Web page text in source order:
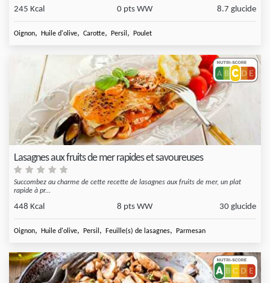
245 Kcal 0 pts WW 8.7 glucide
Oignon, Huile d'olive, Carotte, Persil , Poulet
Lasagnes aux fruits de mer rapides et savoureuses
Succombez au charme de cette recette de lasagnes aux fruits de mer, un plat
rapide à pr...
448 Kcal 8 pts WW 30 glucide
Oignon, Huile d'olive, Persil , Feuille(s) de lasagnes, Parmesan